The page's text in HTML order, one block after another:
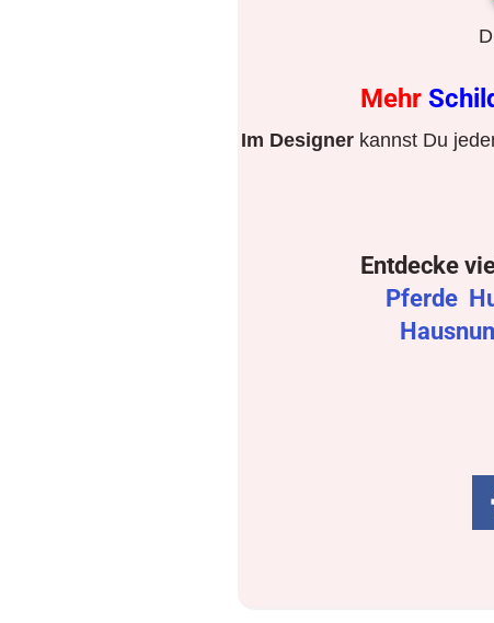
Mehr
Im Designer kannst Du
Entdecke
Pferde